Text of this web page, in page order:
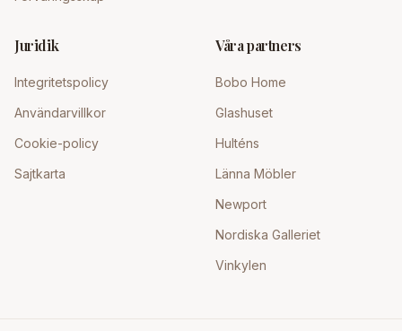
Juridik
Integritetspolicy
Användarvillkor
Cookie-policy
Sajtkarta
Våra partners
Bobo Home
Glashuset
Hulténs
Länna Möbler
Newport
Nordiska Galleriet
Vinkylen